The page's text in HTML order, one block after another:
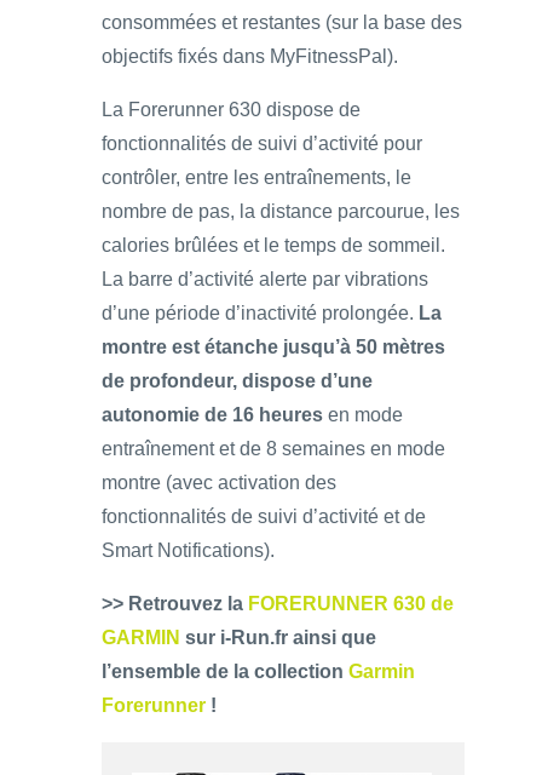
consommées et restantes (sur la base des
objectifs fixés dans MyFitnessPal).
La Forerunner 630 dispose de
fonctionnalités de suivi d’activité pour
contrôler, entre les entraînements, le
nombre de pas, la distance parcourue, les
calories brûlées et le temps de sommeil.
La barre d’activité alerte par vibrations
d’une période d’inactivité prolongée. La
montre est étanche jusqu’à 50 mètres
de profondeur, dispose d’une
autonomie de 16 heures en mode
entraînement et de 8 semaines en mode
montre (avec activation des
fonctionnalités de suivi d’activité et de
Smart Notifications).
>> Retrouvez la FORERUNNER 630 de
GARMIN sur i-Run.fr ainsi que
l’ensemble de la collection Garmin
Forerunner !